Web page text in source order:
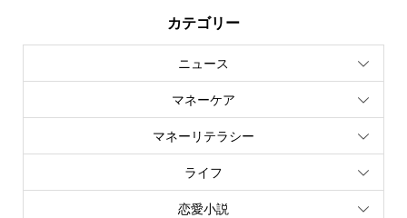
カテゴリー
ニュース
マネーケア
マネーリテラシー
ライフ
恋愛小説